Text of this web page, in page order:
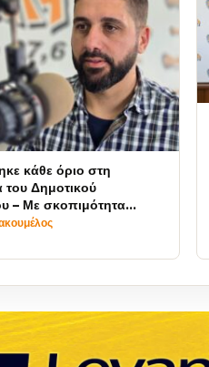
κάθε όριο στη
του Δημοτικού
– Με σκοπιμότητα
Δημοτική Αρχή